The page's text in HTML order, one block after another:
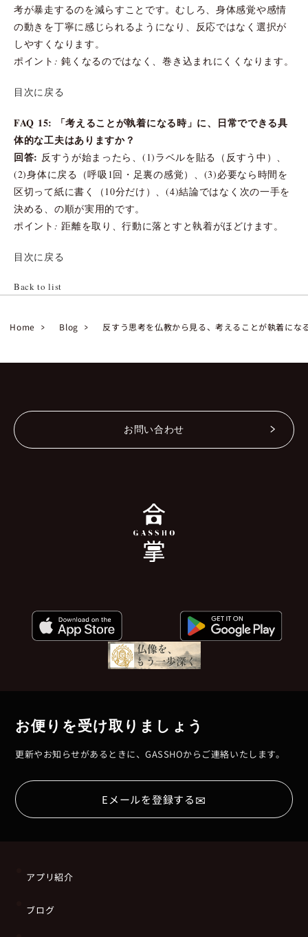
考が暴走するのを減らすことです。むしろ、身体感覚や感情
の動きを丁寧に感じられるようになり、反応ではなく選択が
しやすくなります。
ポイント: 鈍くなるのではなく、巻き込まれにくくなります。
目次に戻る
FAQ 15: 「考えることが執着になる時」に、日常でできる具
体的な工夫はありますか？
回答: 反すうが始まったら、(1)ラベルを貼る（反すう中）、
(2)身体に戻る（呼吸1回・足裏の感覚）、(3)必要なら時間を
区切って紙に書く（10分だけ）、(4)結論ではなく次の一手を
決める、の順が実用的です。
ポイント: 距離を取り、行動に落とすと執着がほどけます。
目次に戻る
Back to list
Home Blog 反すう思考を仏教から見る、考えることが執着にな
お問い合わせ
お便りを受け取りましょう
更新やお知らせがあるときに、GASSHOからご連絡いたします。
Eメールを登録する✉
アプリ紹介
ブログ